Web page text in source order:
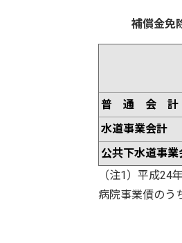
補償金免除
普 通 会 計
水道事業会計
公共下水道事業
（注1）平成24
病院事業債のう